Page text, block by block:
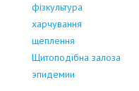
фізкультура
харчування
щеплення
Щитоподібна залоза
эпидемии